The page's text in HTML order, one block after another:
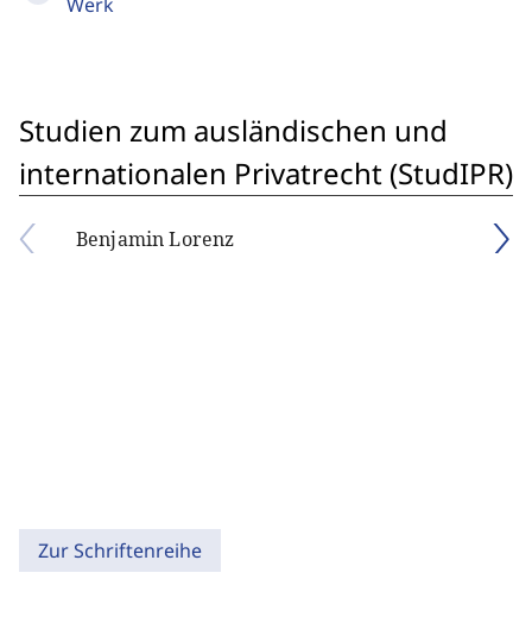
Studien zum ausländischen und
internationalen Privatrecht (StudIPR)
Benjamin Lorenz
Zur Schriftenreihe